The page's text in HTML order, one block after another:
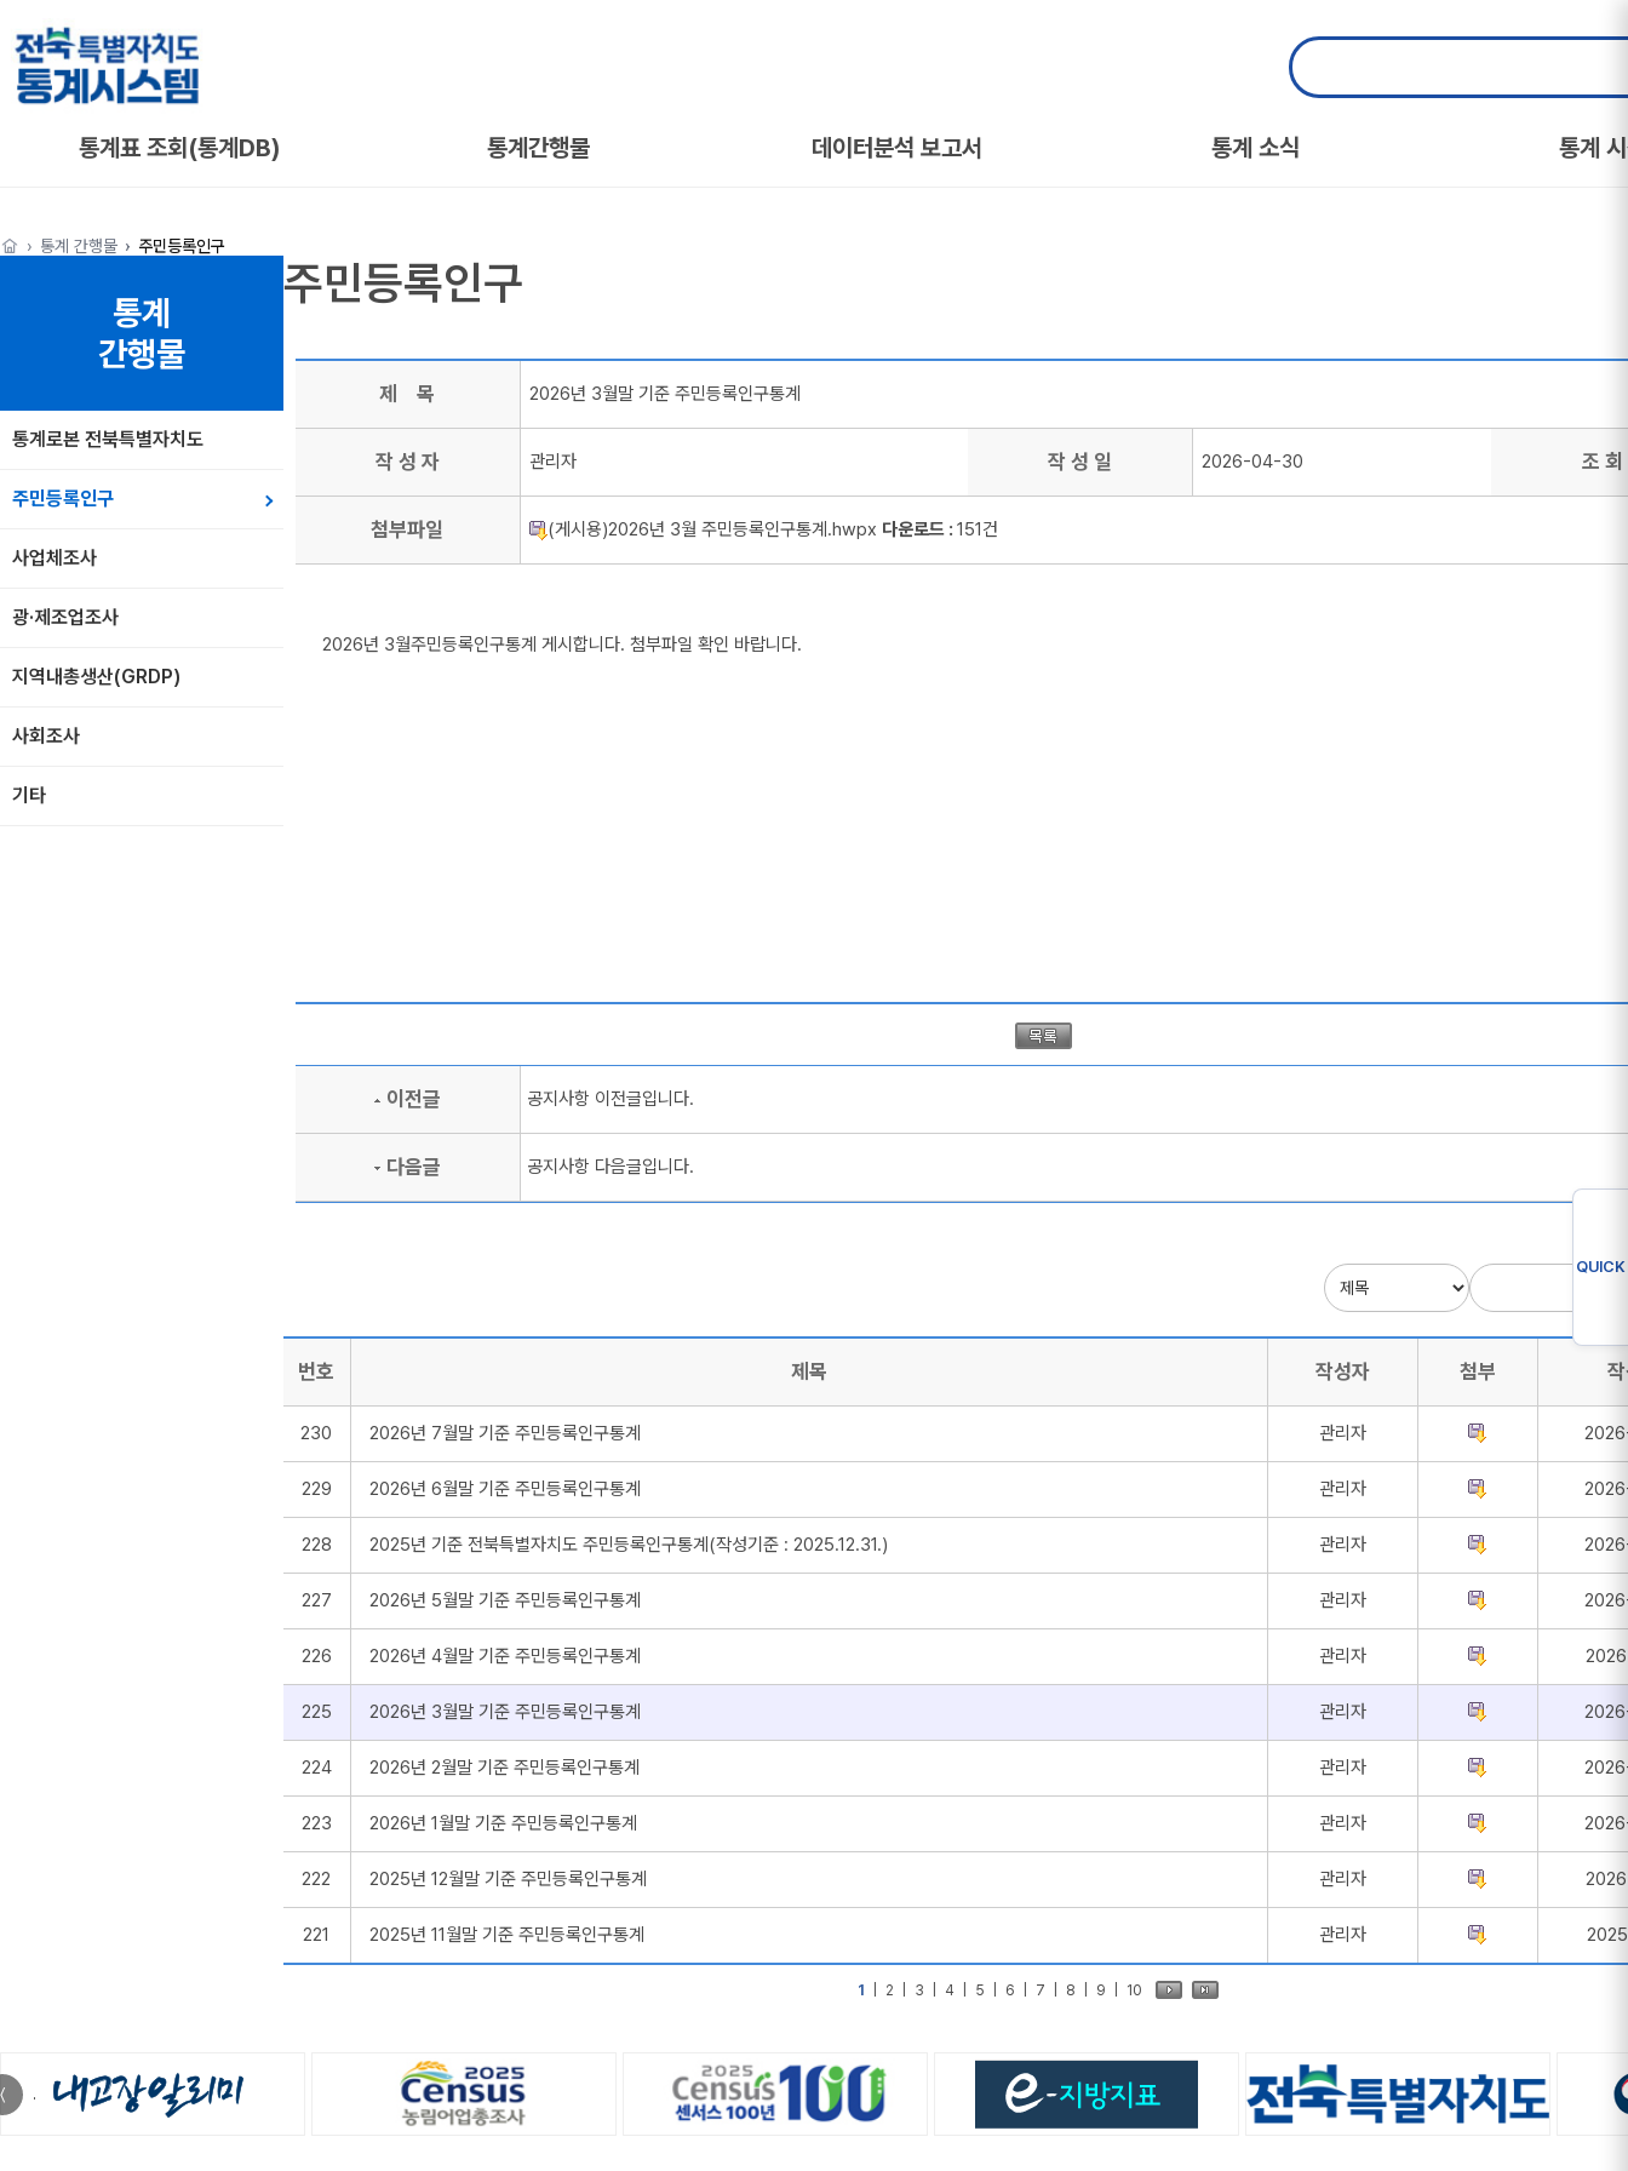
통계표 조회(통계DB) 통계간행물 데이터분석 보고서 통계 소식 통계
통계 간행물 주민등록인구
통계
간행물
통계로본 전북특별자치도
주민등록인구
사업체조사
광·제조업조사
지역내총생산(GRDP)
사회조사
기타
주민등록인구
제 목 2026년 3월말 기준 주민등록인구통계
작 성 자 관리자 작 성 일 2026-04-30 조 회
첨부파일 (게시용)2026년 3월 주민등록인구통계.hwpx 다운로드 : 151건
2026년 3월주민등록인구통계 게시합니다. 첨부파일 확인 바랍니다.
이전글 공지사항 이전글입니다.
다음글 공지사항 다음글입니다.
번호 제목 작성자 첨부
230 2026년 7월말 기준 주민등록인구통계 관리자
229 2026년 6월말 기준 주민등록인구통계 관리자
228 2025년 기준 전북특별자치도 주민등록인구통계(작성기준 : 2025.12.31.) 관리자
227 2026년 5월말 기준 주민등록인구통계 관리자
226 2026년 4월말 기준 주민등록인구통계 관리자
225 2026년 3월말 기준 주민등록인구통계 관리자
224 2026년 2월말 기준 주민등록인구통계 관리자
223 2026년 1월말 기준 주민등록인구통계 관리자
222 2025년 12월말 기준 주민등록인구통계 관리자
221 2025년 11월말 기준 주민등록인구통계 관리자
1 2 3 4 5 6 7 8 9 10
〈
QUICK